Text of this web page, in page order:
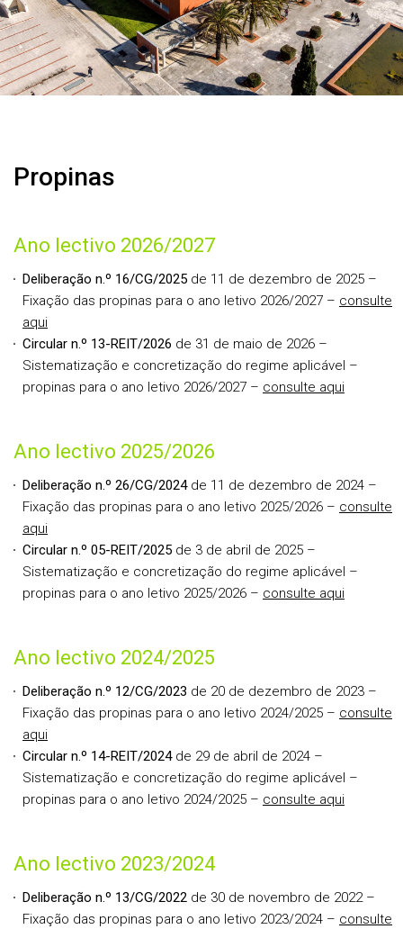
Propinas
Ano lectivo 2026/2027
Deliberação n.º 16/CG/2025 de 11 de dezembro de 2025 –
Fixação das propinas para o ano letivo 2026/2027 – consulte
aqui
Circular n.º 13-REIT/2026 de 31 de maio de 2026 –
Sistematização e concretização do regime aplicável –
propinas para o ano letivo 2026/2027 – consulte aqui
Ano lectivo 2025/2026
Deliberação n.º 26/CG/2024de 11 de dezembro de 2024 –
Fixação das propinas para o ano letivo 2025/2026 – consulte
aqui
Circular n.º 05-REIT/2025 de 3 de abril de 2025 –
Sistematização e concretização do regime aplicável –
propinas para o ano letivo 2025/2026 – consulte aqui
Ano lectivo 2024/2025
Deliberação n.º 12/CG/2023 de 20 de dezembro de 2023 –
Fixação das propinas para o ano letivo 2024/2025 – consulte
aqui
Circular n.º 14-REIT/2024de 29 de abril de 2024 –
Sistematização e concretização do regime aplicável –
propinas para o ano letivo 2024/2025 – consulte aqui
Ano lectivo 2023/2024
Deliberação n.º 13/CG/2022 de 30 de novembro de 2022 –
Fixação das propinas para o ano letivo 2023/2024 – consulte